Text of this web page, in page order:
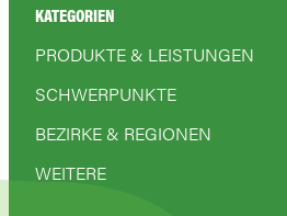
KATEGORIEN
PRODUKTE & LEISTUNGEN
SCHWERPUNKTE
BEZIRKE & REGIONEN
WEITERE